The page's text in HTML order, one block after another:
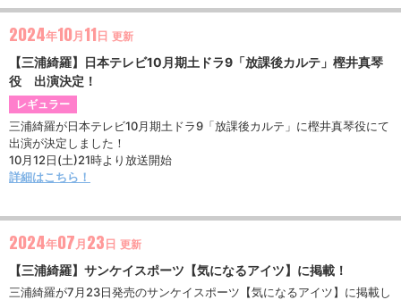
2024年10月11日 更新
【三浦綺羅】日本テレビ10月期土ドラ9「放課後カルテ」樫井真琴
役 出演決定！
レギュラー
三浦綺羅が日本テレビ10月期土ドラ9「放課後カルテ」に樫井真琴役にて
出演が決定しました！
10月12日(土)21時より放送開始
詳細はこちら！
2024年07 月23日 更新
【三浦綺羅】サンケイスポーツ【気になるアイツ】に掲載！
三浦綺羅が7月23日発売のサンケイスポーツ【気になるアイツ】に掲載し